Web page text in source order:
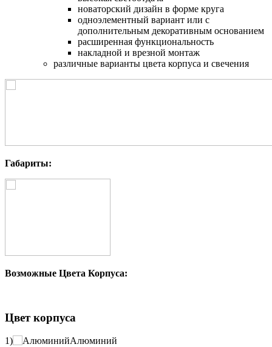
новаторский дизайн в форме круга
одноэлементный вариант или с
дополнительным декоративным основанием
расширенная функциональность
накладной и врезной монтаж
различные варианты цвета корпуса и свечения
Габариты:
Возможные Цвета Корпуса:
Цвет корпуса
1)
Алюминий